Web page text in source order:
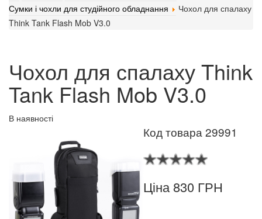
Сумки і чохли для студійного обладнання
Чохол для спалаху
Think Tank Flash Mob V3.0
Чохол для спалаху Think
Tank Flash Mob V3.0
В наявності
Код товара 29991
Ціна 830 ГРН